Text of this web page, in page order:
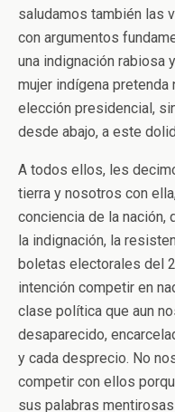
saludamos también las
con argumentos
una indignación rabiosa
mujer indígena pretenda
elección presidencial,
desde abajo, a este
A todos ellos, les
tierra y nosotros con
conciencia de la nación,
la indignación, la
boletas electorales del
intención competir en
clase política que aun
desaparecido,
y cada desprecio. No
competir con ellos
sus palabras